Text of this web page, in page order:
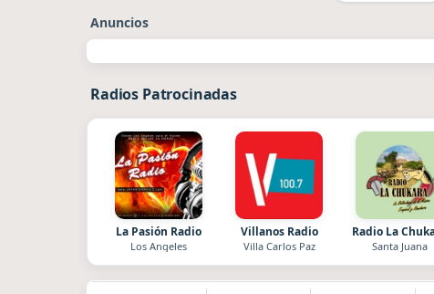
Anuncios
Radios Patrocinadas
La Pasión Radio
Los Angeles
Villanos Radio
Villa Carlos Paz
Radio La
Santa Juana